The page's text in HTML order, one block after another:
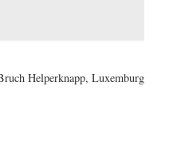
Helperknapp, Luxemburg